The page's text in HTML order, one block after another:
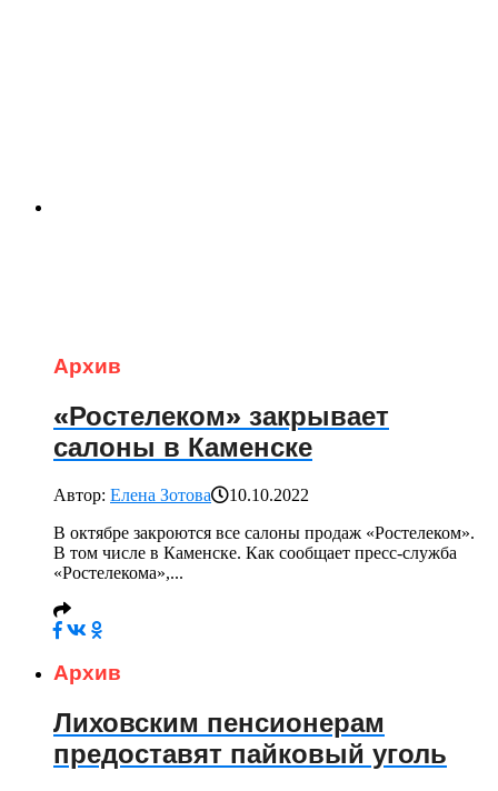
Архив
«Ростелеком» закрывает
салоны в Каменске
Автор: Елена Зотова
10.10.2022
В октябре закроются все салоны продаж «Ростелеком».
В том числе в Каменске. Как сообщает пресс-служба
«Ростелекома»,...
Архив
Лиховским пенсионерам
предоставят пайковый уголь